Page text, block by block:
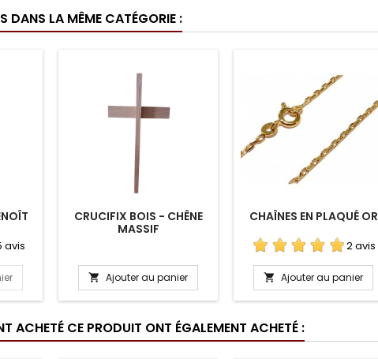
DANS LA MÊME CATÉGORIE :
avis
CRUCIFIX BOIS - CHÊNE
MASSIF
 Ajouter au panier
CHAÎNES EN PLAQUÉ OR
2 avis
 Ajouter au panier
ACHETÉ CE PRODUIT ONT ÉGALEMENT ACHETÉ :